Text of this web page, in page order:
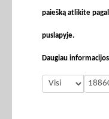
paiešką atlikite
puslapyje.
Daugiau